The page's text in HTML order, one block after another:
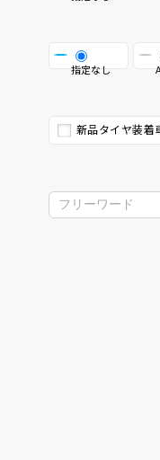
指定なし
新品タイヤ装着